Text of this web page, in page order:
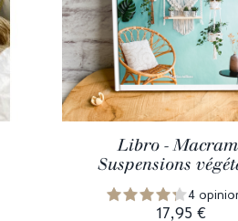
Libro -
Suspensions
4
17,95 €